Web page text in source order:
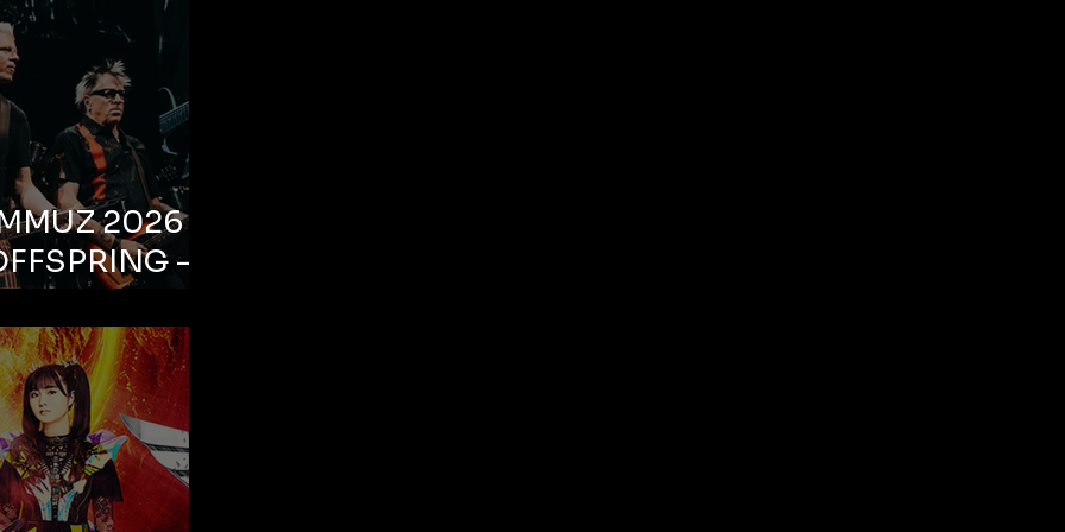
2026 –
–
Life Park